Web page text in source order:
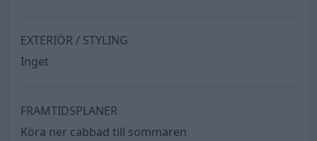
EXTERIÖR / STYLING
Inget
FRAMTIDSPLANER
Köra ner cabbad till sommaren